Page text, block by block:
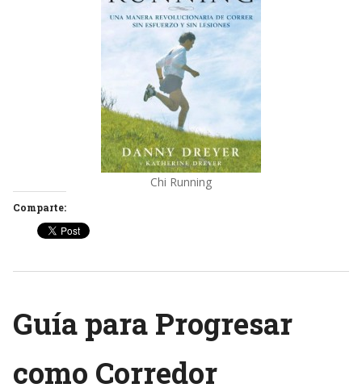
Chi Running
Comparte:
Guía para Progresar
como Corredor